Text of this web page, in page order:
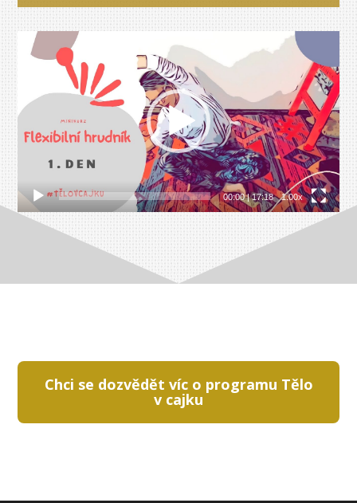
Video
přehrávač
00:00|17:18 1.00x
Chci se dozvědět víc o programu Tělo
v cajku